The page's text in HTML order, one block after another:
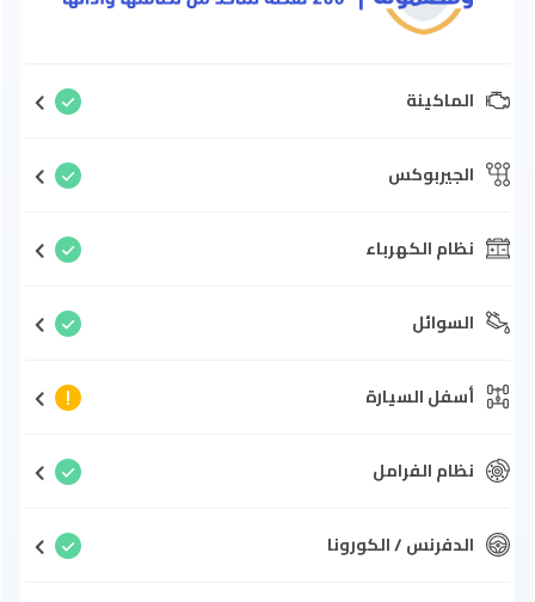
الماكينة
الجيربوكس
نظام الكهرباء
السوائل
أسفل السيارة
نظام الفرامل
الدفرنس / الكورونا